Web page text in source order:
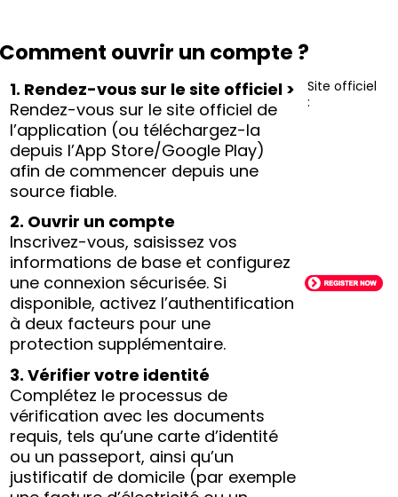
Comment ouvrir un compte ?
1. Rendez-vous sur le site officiel >
Rendez-vous sur le site officiel de
l’application (ou téléchargez-la
depuis l’App Store/Google Play)
afin de commencer depuis une
source fiable.
2. Ouvrir un compte
Inscrivez-vous, saisissez vos
informations de base et configurez
une connexion sécurisée. Si
disponible, activez l’authentification
à deux facteurs pour une
protection supplémentaire.
3. Vérifier votre identité
Complétez le processus de
vérification avec les documents
requis, tels qu’une carte d’identité
ou un passeport, ainsi qu’un
justificatif de domicile (par exemple
Site officiel
: